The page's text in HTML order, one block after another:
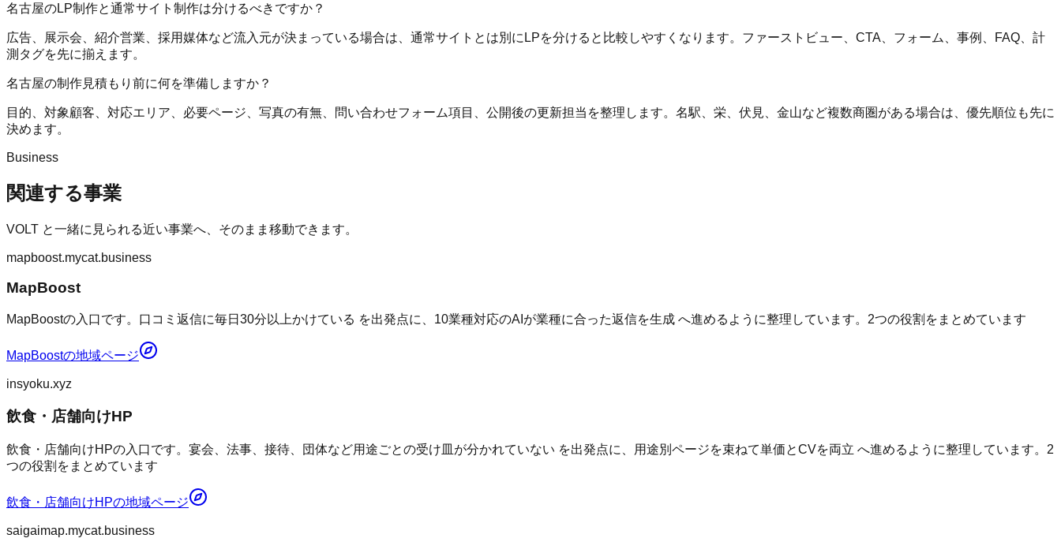
名古屋のLP制作と通常サイト制作は分けるべきですか？
広告、展示会、紹介営業、採用媒体など流入元が決まっている場合は、通常サイトとは別にLPを分けると比較しやすくなります。ファーストビュー、CTA、フォーム、事例、FAQ、計
測タグを先に揃えます。
名古屋の制作見積もり前に何を準備しますか？
目的、対象顧客、対応エリア、必要ページ、写真の有無、問い合わせフォーム項目、公開後の更新担当を整理します。名駅、栄、伏見、金山など複数商圏がある場合は、優先順位も先に
決めます。
Business
関連する事業
VOLT と一緒に見られる近い事業へ、そのまま移動できます。
mapboost.mycat.business
MapBoost
MapBoostの入口です。口コミ返信に毎日30分以上かけている を出発点に、10業種対応のAIが業種に合った返信を生成 へ進めるように整理しています。2つの役割をまとめています
MapBoostの地域ページ
insyoku.xyz
飲食・店舗向けHP
飲食・店舗向けHPの入口です。宴会、法事、接待、団体など用途ごとの受け皿が分かれていない を出発点に、用途別ページを束ねて単価とCVを両立 へ進めるように整理しています。2
つの役割をまとめています
飲食・店舗向けHPの地域ページ
saigaimap.mycat.business